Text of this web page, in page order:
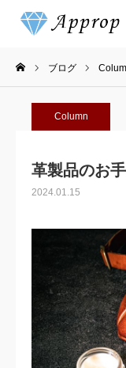
ブログ
Column
革製品のお
2024.01.15
FAQ
ホーム
買取相場一覧
よくある質問
ブログ